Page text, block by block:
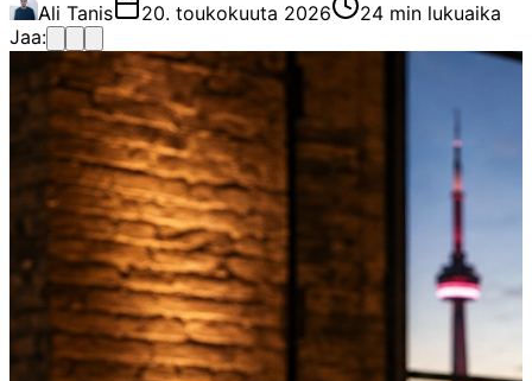
Ali Tanis 20. toukokuuta 2026
24 min lukuaika
Jaa: